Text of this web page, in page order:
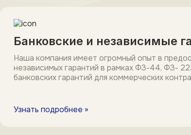
Банковские и независимые
Наша компания имеет огромный опыт в
независимых гарантий в рамках ФЗ-44, ФЗ-
банковских гарантий для коммерческих
Узнать подробнее »